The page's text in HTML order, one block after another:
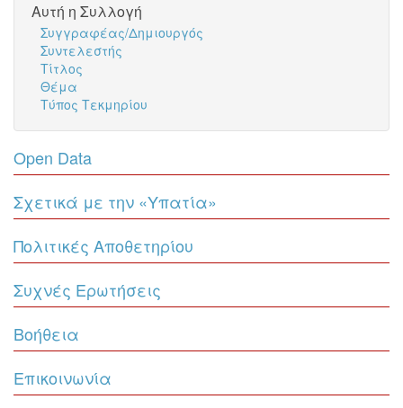
Αυτή η Συλλογή
Συγγραφέας/Δημιουργός
Συντελεστής
Τίτλος
Θέμα
Τύπος Τεκμηρίου
Open Data
Σχετικά με την «Υπατία»
Πολιτικές Αποθετηρίου
Συχνές Ερωτήσεις
Βοήθεια
Επικοινωνία